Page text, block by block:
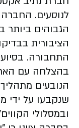
לנוסעים. החברה
הגבוהים
הציבורית
התחבורה.
בהצלחה עם
הנובעים
שנקבעו על ידי
ובמסלולי